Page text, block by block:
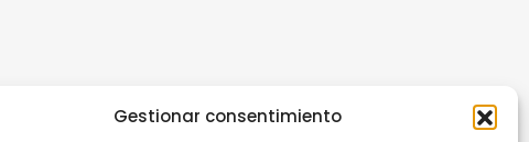
Gestionar consentimiento